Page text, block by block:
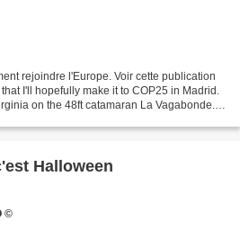
rejoindre l'Europe. Voir cette publication
I'll hopefully make it to COP25 in Madrid.
on the 48ft catamaran La Vagabonde.
Halloween
©